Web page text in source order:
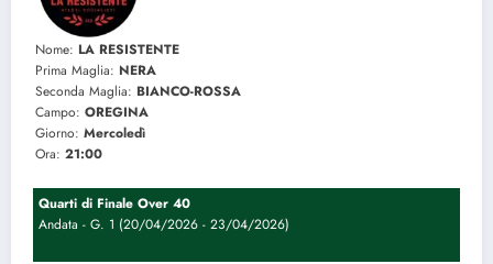
Nome: LA RESISTENTE
Prima Maglia: NERA
Seconda Maglia: BIANCO-ROSSA
Campo: OREGINA
Giorno: Mercoledì
Ora: 21:00
Quarti di Finale Over 40
Andata - G. 1 (20/04/2026 - 23/04/2026)